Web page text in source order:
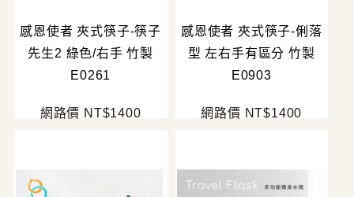
感恩使者 夾式筷子-筷子
先生2 綠色/右手 竹製
E0261
網路價 NT$1400
感恩使者 夾式筷子-俐落
型 左右手有區分 竹製
E0903
網路價 NT$1400